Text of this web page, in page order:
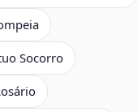
Socorro